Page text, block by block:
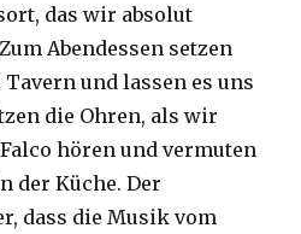
das wir absolut
Abendessen setzen
und lassen es uns
die Ohren, als wir
hören und vermuten
der Küche. Der
dass die Musik vom